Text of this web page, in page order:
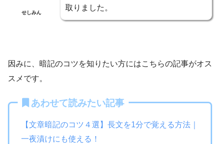
せしみん
取りました。
因みに、暗記のコツを知りたい方にはこちらの記事がオス
スメです。
あわせて読みたい記事
【文章暗記のコツ４選】長文を1分で覚える方法｜
一夜漬けにも使える！